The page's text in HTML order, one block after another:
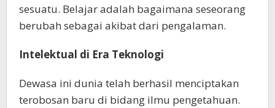
sesuatu. Belajar adalah bagaimana seseorang
berubah sebagai akibat dari pengalaman.
Intelektual di Era Teknologi
Dewasa ini dunia telah berhasil menciptakan
terobosan baru di bidang ilmu pengetahuan.